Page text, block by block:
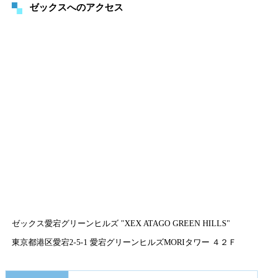
ゼックスへのアクセス
ゼックス愛宕グリーンヒルズ "XEX ATAGO GREEN HILLS"
東京都港区愛宕2-5-1 愛宕グリーンヒルズMORIタワー ４２Ｆ